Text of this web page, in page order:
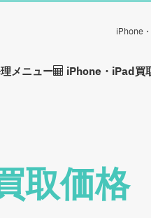
iPhone
メニュー iPhone・iPad買
取価格